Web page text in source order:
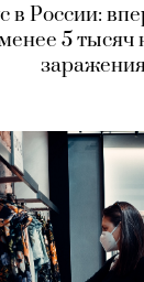
в России:
5 тысяч